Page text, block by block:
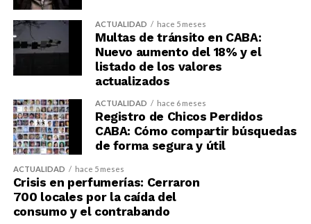
ACTUALIDAD hace 5 meses
Multas de tránsito en CABA:
Nuevo aumento del 18% y el
listado de los valores
actualizados
ACTUALIDAD hace 6 meses
Registro de Chicos Perdidos
CABA: Cómo compartir búsquedas
de forma segura y útil
ACTUALIDAD hace 5 meses
Crisis en perfumerías: Cerraron
700 locales por la caída del
consumo y el contrabando